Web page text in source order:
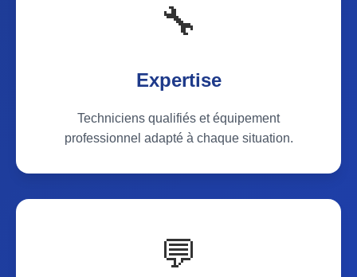
🔧
Expertise
Techniciens qualifiés et équipement
professionnel adapté à chaque situation.
💬